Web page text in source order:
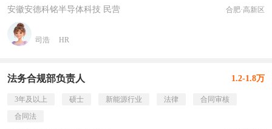
安徽安德科铭半导体科技 民营 合肥·高新区
司浩 HR
法务合规部负责人 1.2-1.8万
3年及以上 硕士 新能源行业 法律
合同审核
合同法